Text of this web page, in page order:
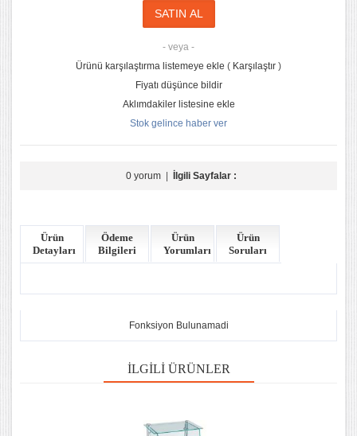
- veya -
Ürünü karşılaştırma listemeye ekle ( Karşılaştır )
Fiyatı düşünce bildir
Aklımdakiler listesine ekle
Stok gelince haber ver
0 yorum| İlgili Sayfalar :
Ürün
Detayları
Ödeme
Bilgileri
Ürün
Yorumları
Ürün
Soruları
Fonksiyon Bulunamadi
İLGILI ÜRÜNLER